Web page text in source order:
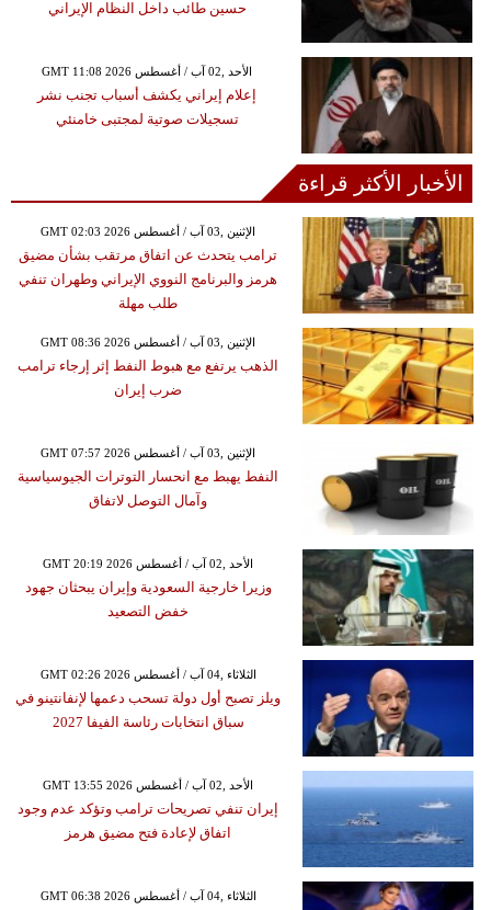
حسين طائب داخل النظام الإيراني
GMT 11:08 2026 الأحد ,02 آب / أغسطس
إعلام إيراني يكشف أسباب تجنب نشر
تسجيلات صوتية لمجتبى خامنئي
الأخبار الأكثر قراءة
GMT 02:03 2026 الإثنين ,03 آب / أغسطس
ترامب يتحدث عن اتفاق مرتقب بشأن مضيق
هرمز والبرنامج النووي الإيراني وطهران تنفي
طلب مهلة
GMT 08:36 2026 الإثنين ,03 آب / أغسطس
الذهب يرتفع مع هبوط النفط إثر إرجاء ترامب
ضرب إيران
GMT 07:57 2026 الإثنين ,03 آب / أغسطس
النفط يهبط مع انحسار التوترات الجيوسياسية
وآمال التوصل لاتفاق
GMT 20:19 2026 الأحد ,02 آب / أغسطس
وزيرا خارجية السعودية وإيران يبحثان جهود
خفض التصعيد
GMT 02:26 2026 الثلاثاء ,04 آب / أغسطس
ويلز تصبح أول دولة تسحب دعمها لإنفانتينو في
سباق انتخابات رئاسة الفيفا 2027
GMT 13:55 2026 الأحد ,02 آب / أغسطس
إيران تنفي تصريحات ترامب وتؤكد عدم وجود
اتفاق لإعادة فتح مضيق هرمز
GMT 06:38 2026 الثلاثاء ,04 آب / أغسطس